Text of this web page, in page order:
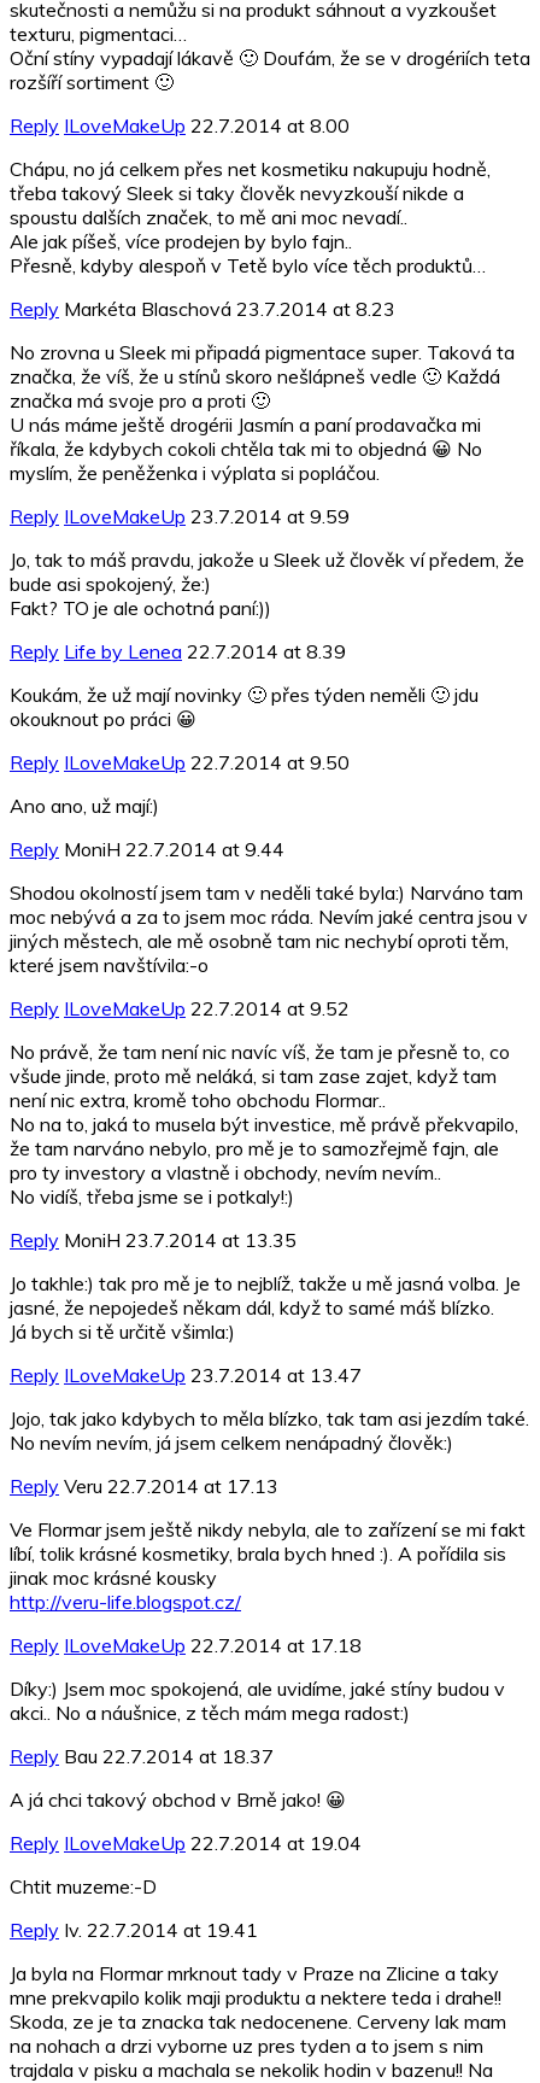
skutečnosti a nemůžu si na produkt sáhnout a vyzkoušet
texturu, pigmentaci…
Oční stíny vypadají lákavě 🙂 Doufám, že se v drogériích teta
rozšíří sortiment 🙂
Reply ILoveMakeUp 22.7.2014 at 8.00
Chápu, no já celkem přes net kosmetiku nakupuju hodně,
třeba takový Sleek si taky člověk nevyzkouší nikde a
spoustu dalších značek, to mě ani moc nevadí..
Ale jak píšeš, více prodejen by bylo fajn..
Přesně, kdyby alespoň v Tetě bylo více těch produktů…
Reply Markéta Blaschová 23.7.2014 at 8.23
No zrovna u Sleek mi připadá pigmentace super. Taková ta
značka, že víš, že u stínů skoro nešlápneš vedle 🙂 Každá
značka má svoje pro a proti 🙂
U nás máme ještě drogérii Jasmín a paní prodavačka mi
říkala, že kdybych cokoli chtěla tak mi to objedná 😀 No
myslím, že peněženka i výplata si popláčou.
Reply ILoveMakeUp 23.7.2014 at 9.59
Jo, tak to máš pravdu, jakože u Sleek už člověk ví předem, že
bude asi spokojený, že:)
Fakt? TO je ale ochotná paní:))
Reply Life by Lenea 22.7.2014 at 8.39
Koukám, že už mají novinky 🙂 přes týden neměli 🙂 jdu
okouknout po práci 😀
Reply ILoveMakeUp 22.7.2014 at 9.50
Ano ano, už mají:)
Reply MoniH 22.7.2014 at 9.44
Shodou okolností jsem tam v neděli také byla:) Narváno tam
moc nebývá a za to jsem moc ráda. Nevím jaké centra jsou v
jiných městech, ale mě osobně tam nic nechybí oproti těm,
které jsem navštívila:-o
Reply ILoveMakeUp 22.7.2014 at 9.52
No právě, že tam není nic navíc víš, že tam je přesně to, co
všude jinde, proto mě neláká, si tam zase zajet, když tam
není nic extra, kromě toho obchodu Flormar..
No na to, jaká to musela být investice, mě právě překvapilo,
že tam narváno nebylo, pro mě je to samozřejmě fajn, ale
pro ty investory a vlastně i obchody, nevím nevím..
No vidíš, třeba jsme se i potkaly!:)
Reply MoniH 23.7.2014 at 13.35
Jo takhle:) tak pro mě je to nejblíž, takže u mě jasná volba. Je
jasné, že nepojedeš někam dál, když to samé máš blízko.
Já bych si tě určitě všimla:)
Reply ILoveMakeUp 23.7.2014 at 13.47
Jojo, tak jako kdybych to měla blízko, tak tam asi jezdím také.
No nevím nevím, já jsem celkem nenápadný člověk:)
Reply Veru 22.7.2014 at 17.13
Ve Flormar jsem ještě nikdy nebyla, ale to zařízení se mi fakt
líbí, tolik krásné kosmetiky, brala bych hned :). A pořídila sis
jinak moc krásné kousky
http://veru-life.blogspot.cz/
Reply ILoveMakeUp 22.7.2014 at 17.18
Díky:) Jsem moc spokojená, ale uvidíme, jaké stíny budou v
akci.. No a náušnice, z těch mám mega radost:)
Reply Bau 22.7.2014 at 18.37
A já chci takový obchod v Brně jako! 😀
Reply ILoveMakeUp 22.7.2014 at 19.04
Chtit muzeme:-D
Reply Iv. 22.7.2014 at 19.41
Ja byla na Flormar mrknout tady v Praze na Zlicine a taky
mne prekvapilo kolik maji produktu a nektere teda i drahe!!
Skoda, ze je ta znacka tak nedocenene. Cerveny lak mam
na nohach a drzi vyborne uz pres tyden a to jsem s nim
trajdala v pisku a machala se nekolik hodin v bazenu!! Na